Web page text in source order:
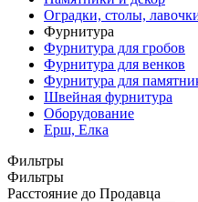
Оградки, столы,
Фурнитура
Фурнитура для гробов
Фурнитура для венков
Фурнитура для
Швейная фурнитура
Оборудование
Ерш, Елка
Фильтры
Фильтры
Расстояние до Продавца